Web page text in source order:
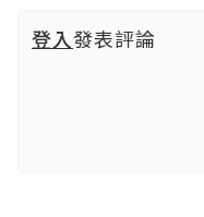
登入發表評論